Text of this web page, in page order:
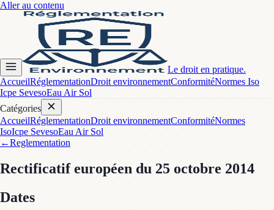
Aller au contenu
Le droit en pratique.
AccueilRéglementationDroit environnementConformitéNormes Iso
Icpe SevesoEau Air Sol
Catégories
AccueilRéglementationDroit environnementConformitéNormes
IsoIcpe SevesoEau Air Sol
←Reglementation
Rectificatif européen du 25 octobre 2014
Dates